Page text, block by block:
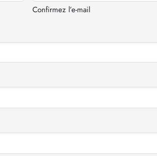
Confirmez l’e-mail